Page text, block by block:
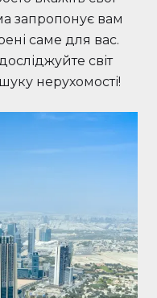
запропонує вам
саме для вас.
світ
нерухомості!